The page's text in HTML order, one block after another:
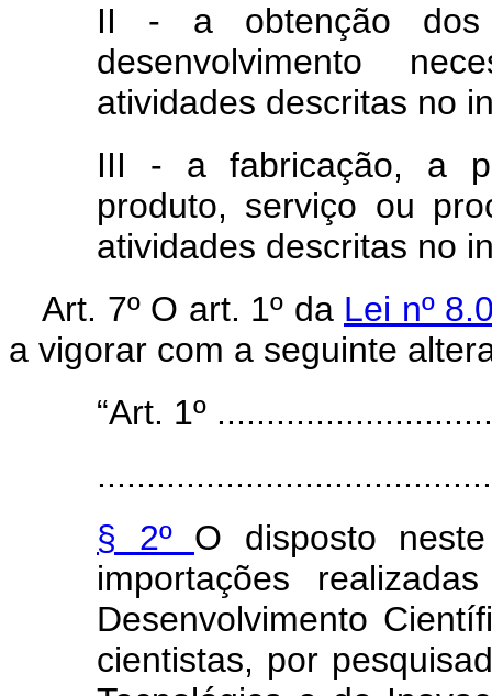
II - a obtenção dos
desenvolvimento
atividades descritas no
III - a fabricação, a
produto, serviço ou
atividades descritas no
Art. 7º O art. 1º da Lei nº
a vigorar com a seguinte
“Art. 1º
§ 2º O disposto
importações
Desenvolvimento
cientistas, por